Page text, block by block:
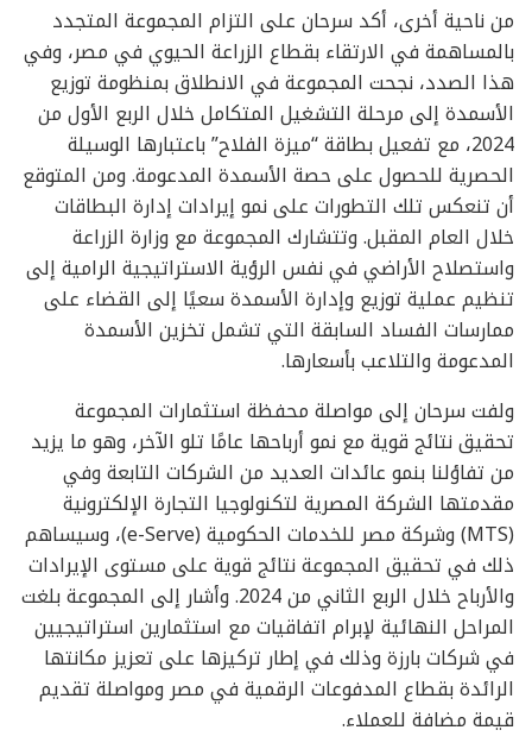
من ناحية أخرى، أكد سرحان على التزام المجموعة المتجدد
بالمساهمة في الارتقاء بقطاع الزراعة الحيوي في مصر، وفي
هذا الصدد، نجحت المجموعة في الانطلاق بمنظومة توزيع
الأسمدة إلى مرحلة التشغيل المتكامل خلال الربع الأول من
2024، مع تفعيل بطاقة “ميزة الفلاح” باعتبارها الوسيلة
الحصرية للحصول على حصة الأسمدة المدعومة. ومن المتوقع
أن تنعكس تلك التطورات على نمو إيرادات إدارة البطاقات
خلال العام المقبل. وتتشارك المجموعة مع وزارة الزراعة
واستصلاح الأراضي في نفس الرؤية الاستراتيجية الرامية إلى
تنظيم عملية توزيع وإدارة الأسمدة سعيًا إلى القضاء على
ممارسات الفساد السابقة التي تشمل تخزين الأسمدة
المدعومة والتلاعب بأسعارها.
ولفت سرحان إلى مواصلة محفظة استثمارات المجموعة
تحقيق نتائج قوية مع نمو أرباحها عامًا تلو الآخر، وهو ما يزيد
من تفاؤلنا بنمو عائدات العديد من الشركات التابعة وفي
مقدمتها الشركة المصرية لتكنولوجيا التجارة الإلكترونية
(MTS) وشركة مصر للخدمات الحكومية (e-Serve)، وسيساهم
ذلك في تحقيق المجموعة نتائج قوية على مستوى الإيرادات
والأرباح خلال الربع الثاني من 2024. وأشار إلى المجموعة بلغت
المراحل النهائية لإبرام اتفاقيات مع استثمارين استراتيجيين
في شركات بارزة وذلك في إطار تركيزها على تعزيز مكانتها
الرائدة بقطاع المدفوعات الرقمية في مصر ومواصلة تقديم
قيمة مضافة للعملاء.